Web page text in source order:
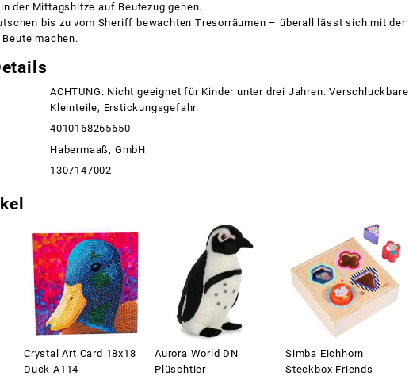
der Mittagshitze auf Beutezug gehen.
bis zu vom Sheriff bewachten Tresorräumen – überall lässt sich mit der
machen.
ACHTUNG: Nicht geeignet für Kinder unter drei Jahren. Verschluckbare
Kleinteile, Erstickungsgefahr.
4010168265650
Habermaaß, GmbH
1307147002
Crystal Art Card 18x18
Duck A114
Aurora World DN
Plüschtier
Simba Eichhorn
Steckbox Friends